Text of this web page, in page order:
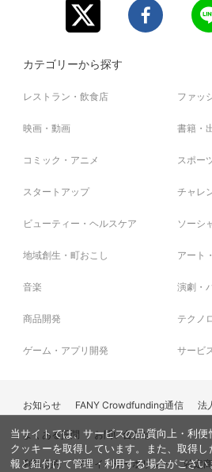
意事項＞をお読みください。
カテゴリーから探す
レストラン・飲食店 ファッ
映画・動画 書籍・
コミック・アニメ スポー
スタートアップ チャレ
ビューティー・ヘルスケア ソーシ
地域創生・町おこし アート
音楽 演劇・
商品開発 テクノ
ゲーム・アプリ開発 サービ
お知らせ FANY Crowdfunding通信 法
よくある質問 お問い合わせ
利用規約 プライバシーポリシー 特定
当サイトでは、サービスの品質向上・利
クッキーを取得しています。また、取得
報と紐付けて管理・利用する場合がござ